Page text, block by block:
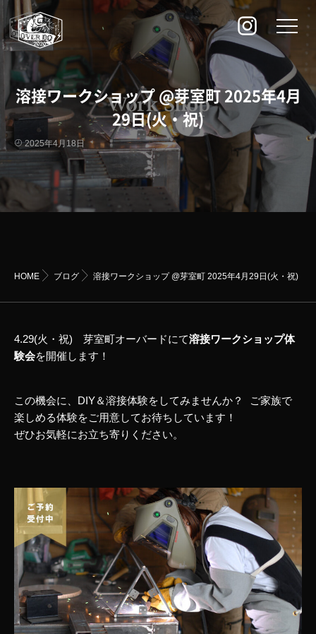
溶接ワークショップ @芽室町 2025年4月
29日(火・祝)
2025年4月18日
HOME ブログ 溶接ワークショップ @芽室町 2025年4月29日(火・祝)
4.29(火・祝) 芽室町オーバードにて溶接ワークショップ体
験会を開催します！
この機会に、DIY＆溶接体験をしてみませんか？ ご家族で
楽しめる体験をご用意してお待ちしています！
ぜひお気軽にお立ち寄りください。